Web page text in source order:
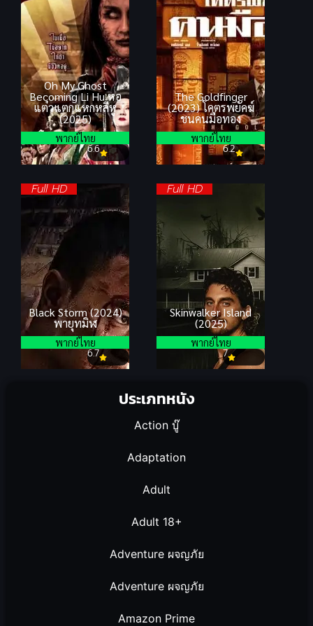
ประเภทหนัง
Action บู๊
Adaptation
Adult
Adult 18+
Adventure ผจญภัย
Adventure ผจญภัย
Amazon Prime
Oh My Ghost
Becoming Li Hu หอ
แต๋วแตกแหกหลีหู
(2025)
6.6
พากย์ไทย
The Goldfinger
(2023) โคตรพยัคฆ์
ชนคนมือทอง
6.2
พากย์ไทย
Full HD
Black Storm (2024)
พายุทมิฬ
6.7
พากย์ไทย
Full HD
Skinwalker Island
(2025)
7
พากย์ไทย